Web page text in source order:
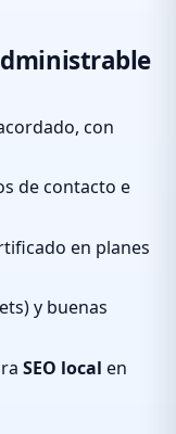
con
de contacto e
en planes
y buenas
SEO local en